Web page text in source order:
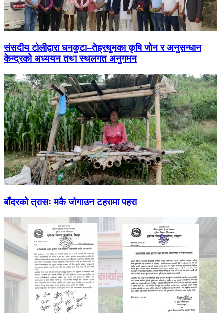
संसदीय टोलीद्वारा धनकुटा–तेह्रथुमका कृषि जोन र अनुसन्धान
केन्द्रको अध्ययन तथा स्थलगत अनुगमन
बाँदरको त्रासः मकै जोगाउन टहरामा पहरा